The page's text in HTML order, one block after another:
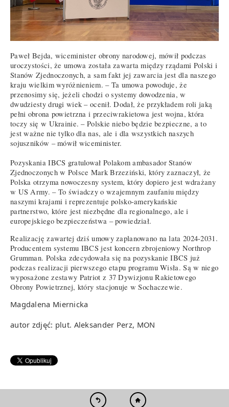
Paweł Bejda, wiceminister obrony narodowej, mówił podczas
uroczystości, że umowa została zawarta między rządami Polski i
Stanów Zjednoczonych, a sam fakt jej zawarcia jest dla naszego
kraju wielkim wyróżnieniem. – Ta umowa powoduje, że
przenosimy się, jeżeli chodzi o systemy dowodzenia, w
dwudziesty drugi wiek – ocenił. Dodał, że przykładem roli jaką
pełni obrona powietrzna i przeciwrakietowa jest wojna, która
toczy się w Ukrainie. – Polskie niebo będzie bezpieczne, a to
jest ważne nie tylko dla nas, ale i dla wszystkich naszych
sojuszników – mówił wiceminister.
Pozyskania IBCS gratulował Polakom ambasador Stanów
Zjednoczonych w Polsce Mark Brzeziński, który zaznaczył, że
Polska otrzyma nowoczesny system, który dopiero jest wdrażany
w US Army. – To świadczy o wzajemnym zaufaniu między
naszymi krajami i reprezentuje polsko-amerykańskie
partnerstwo, które jest niezbędne dla regionalnego, ale i
europejskiego bezpieczeństwa – powiedział.
Realizację zawartej dziś umowy zaplanowano na lata 2024-2031.
Producentem systemu IBCS jest koncern zbrojeniowy Northrop
Grumman. Polska zdecydowała się na pozyskanie IBCS już
podczas realizacji pierwszego etapu programu Wisła. Są w niego
wyposażone zestawy Patriot z 37 Dywizjonu Rakietowego
Obrony Powietrznej, który stacjonuje w Sochaczewie.
Magdalena Miernicka
autor zdjęć: plut. Aleksander Perz, MON